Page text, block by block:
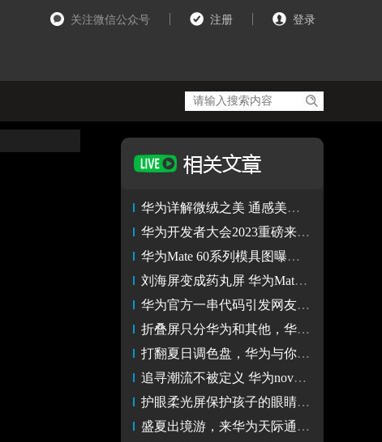
关注微信公众号 注册 登录
华为详解微绒之美 通感美学将成未来笔记本设计新趋势
华为开发者大会2023重磅来袭 鸿蒙生态亮点抢鲜看
华为Mate 60系列模具图曝光 镜头模组面积极大
刘海屏变成药丸屏 华为Mate 60系列正面颜值格外出众
华为官方一串代码引发网友猜测 HarmonyOS 4或将迎新变化
折叠屏只分华为和其他，华为用实力证明了这一点
打翻夏日调色盘，华为与你多巴胺一“夏”
追寻潮流不被定义 华为nova11系列与这些运动“顶流”更搭
护眼柔光屏保护孩子的眼睛 华为MatePad 2023款新品发布
盛夏出境游，来华为天际通领取全球通用流量